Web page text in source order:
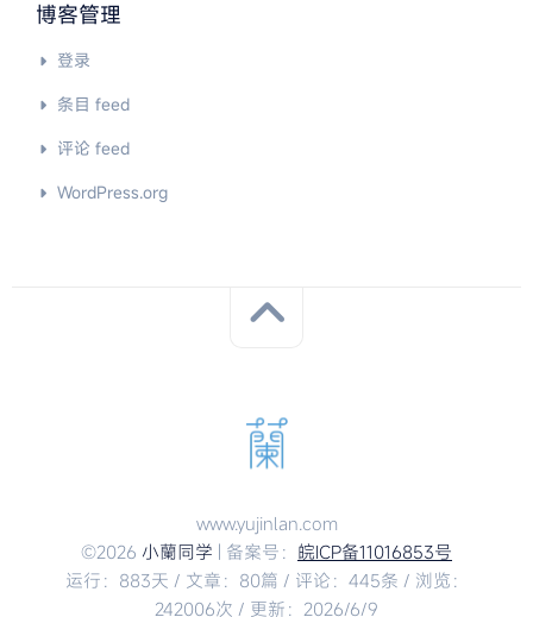
博客管理
登录
条目 feed
评论 feed
WordPress.org
www.yujinlan.com
©2026 小蘭同学 | 备案号： 皖ICP备11016853号
运行：883天 / 文章：80篇 / 评论：445条 / 浏览：
242006次 / 更新：2026/6/9